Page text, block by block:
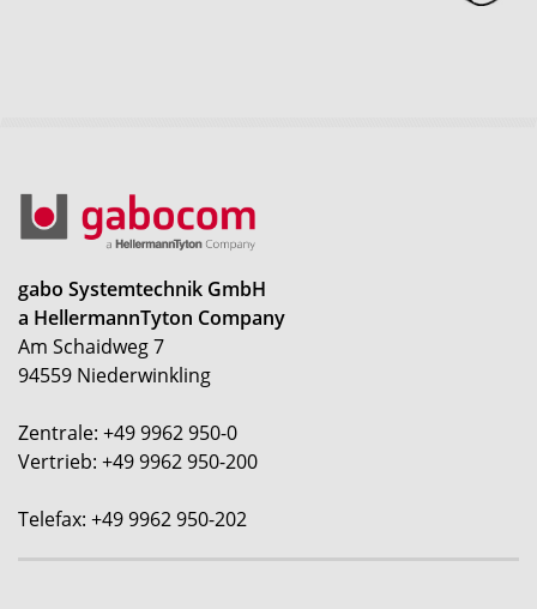
gabo Systemtechnik GmbH
a HellermannTyton Company
Am Schaidweg 7
94559 Niederwinkling
Zentrale: +49 9962 950-0
Vertrieb: +49 9962 950-200
Telefax: +49 9962 950-202